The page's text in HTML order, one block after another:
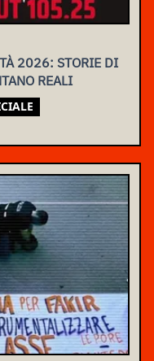
2026: STORIE DI
REALI